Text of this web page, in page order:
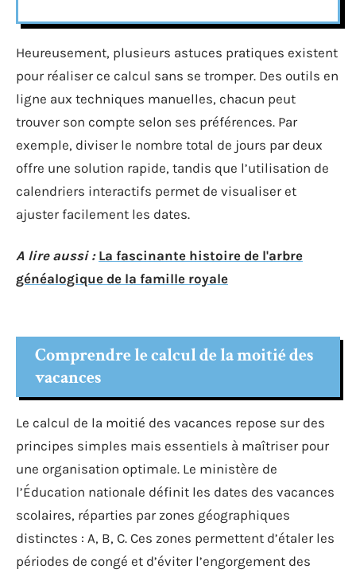
Heureusement, plusieurs astuces pratiques existent
pour réaliser ce calcul sans se tromper. Des outils en
ligne aux techniques manuelles, chacun peut
trouver son compte selon ses préférences. Par
exemple, diviser le nombre total de jours par deux
offre une solution rapide, tandis que l’utilisation de
calendriers interactifs permet de visualiser et
ajuster facilement les dates.
A lire aussi : La fascinante histoire de l'arbre
généalogique de la famille royale
Comprendre le calcul de la moitié des
vacances
Le calcul de la moitié des vacances repose sur des
principes simples mais essentiels à maîtriser pour
une organisation optimale. Le ministère de
l’Éducation nationale définit les dates des vacances
scolaires, réparties par zones géographiques
distinctes : A, B, C. Ces zones permettent d’étaler les
périodes de congé et d’éviter l’engorgement des